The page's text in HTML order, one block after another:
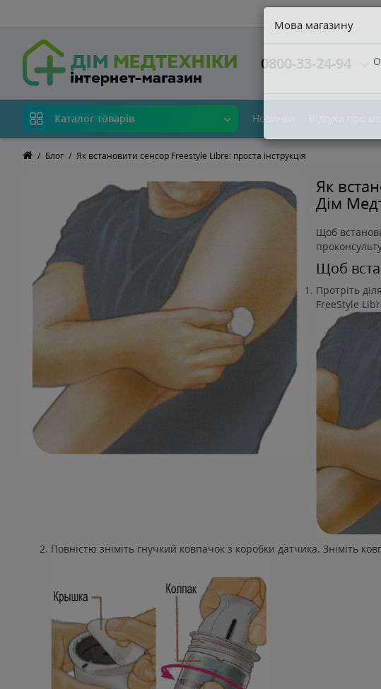
0800-33-24-94
Каталог товарів Новинки
Блог Як встановити сенсор Freestyle Libre: проста інструкція
Як
Дім
Щоб
Щоб
Протріть
FreeStyle
Повністю зніміть гнучкий ковпачок з коробки датчика. Зніміть